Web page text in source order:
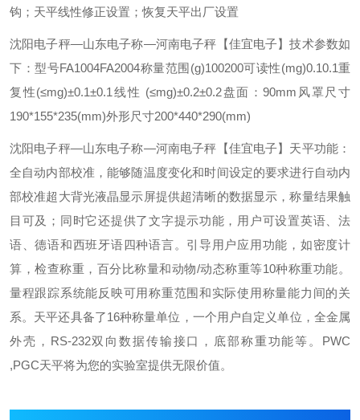
钩； 天平线性修正设置；恢复天平出厂设置
沈阳电子秤—山东电子称—河南电子秤【佳宜电子】技术参数如
下： 型号FA1004FA2004称量范围(g)100200可读性(mg)0.10.1重
复性(≤mg)±0.1±0.1 线性 (≤mg)±0.2±0.2盘面：90mm 风罩尺寸
190*155*235(mm)外形尺寸200*440*290(mm)
沈阳电子秤—山东电子称—河南电子秤【佳宜电子】 天平功能：
全自动内部校准，能够随温度变化和时间设定的要求进行自动内
部校准超大背光液晶显示屏提供超清晰的数据显示，称量结果触
目可及；同时它还提供了文字提示功能，用户可设置英语、法
语、德语和西班牙语四种语言。 引导用户应用功能，如密度计
算，检查称重，百分比称量和动物/动态称重等10种称重功能。
量程跟踪系统能反映可用称重范围和实际使用称量能力间的关
系。 天平还具备了16种称量单位，一个用户自定义单位，全金属
外壳，RS-232双向数据传输接口，底部称重功能等。 PWC
,PGC天平将为您的实验室提供无限价值。